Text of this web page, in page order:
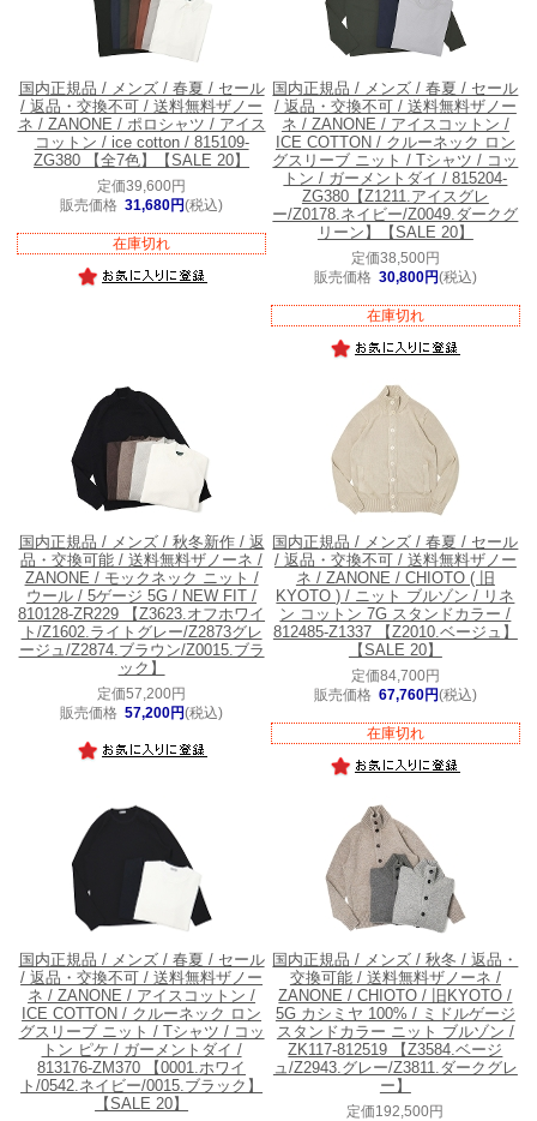
国内正規品 / メンズ / 春夏 / セール
/ 返品・交換不可 / 送料無料ザノー
ネ / ZANONE / ポロシャツ / アイス
コットン / ice cotton / 815109-
ZG380 【全7色】【SALE 20】
定価39,600円
販売価格 31,680円(税込)
在庫切れ
国内正規品 / メンズ / 春夏 / セール
/ 返品・交換不可 / 送料無料ザノー
ネ / ZANONE / アイスコットン /
ICE COTTON / クルーネック ロン
グスリーブ ニット / Tシャツ / コッ
トン / ガーメントダイ / 815204-
ZG380【Z1211.アイスグレ
ー/Z0178.ネイビー/Z0049.ダークグ
リーン】【SALE 20】
定価38,500円
販売価格 30,800円(税込)
在庫切れ
国内正規品 / メンズ / 秋冬新作 / 返
品・交換可能 / 送料無料ザノーネ /
ZANONE / モックネック ニット /
ウール / 5ゲージ 5G / NEW FIT /
810128-ZR229 【Z3623.オフホワイ
ト/Z1602.ライトグレー/Z2873グレ
ージュ/Z2874.ブラウン/Z0015.ブラ
ック】
定価57,200円
販売価格 57,200円(税込)
国内正規品 / メンズ / 春夏 / セール
/ 返品・交換不可 / 送料無料ザノー
ネ / ZANONE / CHIOTO ( 旧
KYOTO ) / ニット ブルゾン / リネ
ン コットン 7G スタンドカラー /
812485-Z1337 【Z2010.ベージュ】
【SALE 20】
定価84,700円
販売価格 67,760円(税込)
在庫切れ
国内正規品 / メンズ / 春夏 / セール
/ 返品・交換不可 / 送料無料ザノー
ネ / ZANONE / アイスコットン /
ICE COTTON / クルーネック ロン
グスリーブ ニット / Tシャツ / コッ
トン ピケ / ガーメントダイ /
813176-ZM370 【0001.ホワイ
ト/0542.ネイビー/0015.ブラック】
【SALE 20】
国内正規品 / メンズ / 秋冬 / 返品・
交換可能 / 送料無料ザノーネ /
ZANONE / CHIOTO / 旧KYOTO /
5G カシミヤ 100% / ミドルゲージ
スタンドカラー ニット ブルゾン /
ZK117-812519 【Z3584.ベージ
ュ/Z2943.グレー/Z3811.ダークグレ
ー】
定価192,500円